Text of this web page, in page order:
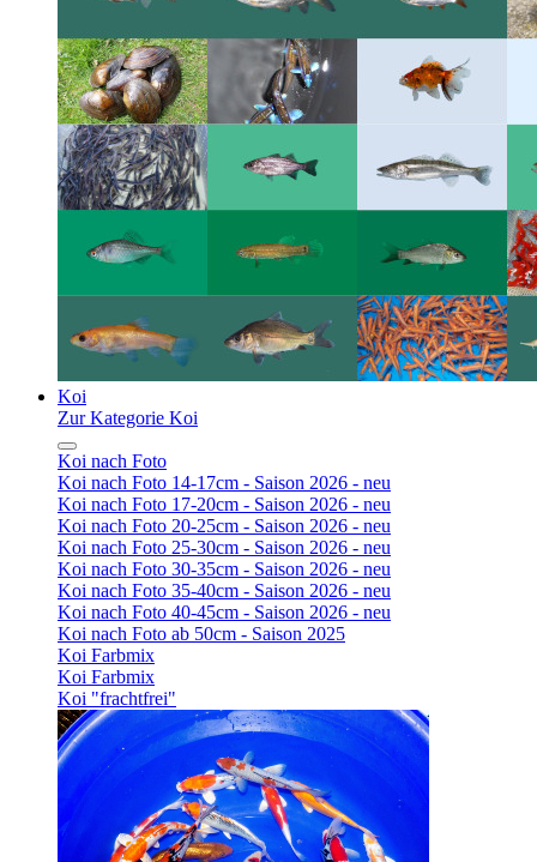
Koi
Zur Kategorie Koi
Koi nach Foto
Koi nach Foto 14-17cm - Saison 2026 - neu
Koi nach Foto 17-20cm - Saison 2026 - neu
Koi nach Foto 20-25cm - Saison 2026 - neu
Koi nach Foto 25-30cm - Saison 2026 - neu
Koi nach Foto 30-35cm - Saison 2026 - neu
Koi nach Foto 35-40cm - Saison 2026 - neu
Koi nach Foto 40-45cm - Saison 2026 - neu
Koi nach Foto ab 50cm - Saison 2025
Koi Farbmix
Koi Farbmix
Koi "frachtfrei"